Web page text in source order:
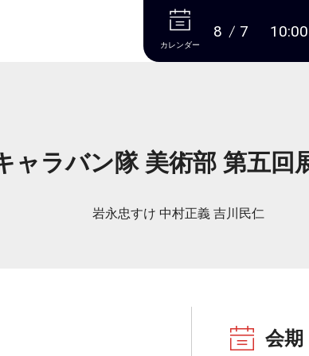
本文へ
カレンダー
8 7 10:00
ャラバン隊 美術部 第五回
岩永忠すけ 中村正義 吉川民仁
会期